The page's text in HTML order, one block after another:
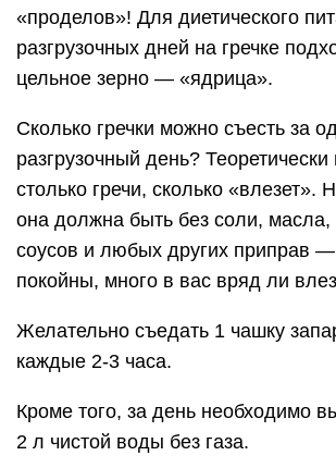
«проделов»! Для диетического
разгрузочных дней на гречке
цельное зерно — «ядрица».
Сколько гречки можно съесть за
разгрузочный день?
столько гречи, сколько «влезет».
она должна быть без соли, масла,
соусов и любых других приправ —
покойны, много в вас вряд ли
Желательно съедать 1 чашку
каждые 2-3 часа.
Кроме того, за день необходимо
2 л чистой воды без газа.